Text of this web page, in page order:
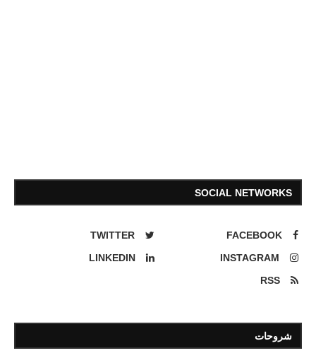
SOCIAL NETWORKS
FACEBOOK
TWITTER
INSTAGRAM
LINKEDIN
RSS
شروحات